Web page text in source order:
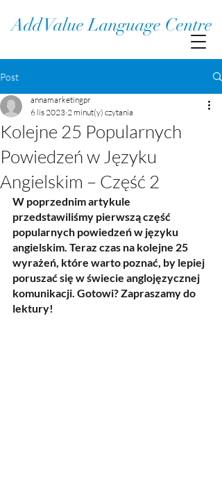
Add Value Language Centre
Post
Kolejne 25 Popularnych
Powiedzeń w Języku
Angielskim – Część 2
annamarketingpr
6 lis 2023 2 minut(y) czytania
W poprzednim artykule
przedstawiliśmy pierwszą część
popularnych powiedzeń w języku
angielskim. Teraz czas na kolejne 25
wyrażeń, które warto poznać, by lepiej
poruszać się w świecie anglojęzycznej
komunikacji. Gotowi? Zapraszamy do
lektury!